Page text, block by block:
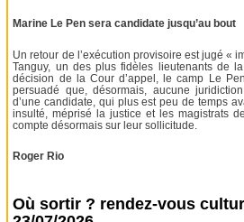
Marine Le Pen sera candidate jusqu’au bout
Un retour de l’exécution provisoire est jugé «
Tanguy, un des plus fidèles lieutenants de
décision de la Cour d’appel, le camp Le
persuadé que, désormais, aucune
d’une candidate, qui plus est peu de temps
insulté, méprisé la justice et les magistrats
compte désormais sur leur sollicitude.
Roger Rio
Où sortir ? rendez-vous